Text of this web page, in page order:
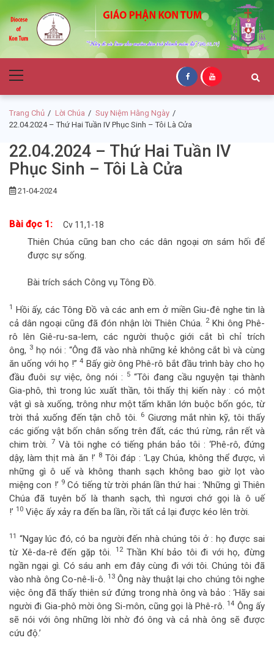
to
navigation
to
content
Giáo Phận Kon
Tum
Menu
Trang Chủ Lời Chúa
Suy Niệm Hằng Ngày
22.04.2024 – Thứ Hai Tuần IV Phục Sinh – Tôi Là Cửa
22.04.2024 – Thứ Hai Tuần IV
Phục Sinh – Tôi Là Cửa
21-04-2024
Bài đọc 1: Cv 11,1-18
Thiên Chúa cũng ban cho các dân ngoại ơn sám hối để
được sự sống.
Bài trích sách Công vụ Tông Đồ.
1 Hồi ấy, các Tông Đồ và các anh em ở miền Giu-đê nghe tin là
cả dân ngoại cũng đã đón nhận lời Thiên Chúa. 2Khi ông Phê-
rô lên Giê-ru-sa-lem, các người thuộc giới cắt bì chỉ trích
ông, 3họ nói : “Ông đã vào nhà những kẻ không cắt bì và cùng
ăn uống với họ !”4 Bấy giờ ông Phê-rô bắt đầu trình bày cho họ
đầu đuôi sự việc, ông nói :
5 “Tôi đang cầu nguyện tại thành
Gia-phô, thì trong lúc xuất thần, tôi thấy thị kiến này : có một
vật gì sà xuống, trông như một tấm khăn lớn buộc bốn góc, từ
trời thả xuống đến tận chỗ tôi.
6Giương mắt nhìn kỹ, tôi thấy
các giống vật bốn chân sống trên đất, các thú rừng, rắn rết và
chim trời. 7Và tôi nghe có tiếng phán bảo tôi : ‘Phê-rô, đứng
dậy, làm thịt mà ăn !’ 8Tôi đáp : ‘Lạy Chúa, không thể được, vì
những gì ô uế và không thanh sạch không bao giờ lọt vào
miệng con !’ 9 Có tiếng từ trời phán lần thứ hai : ‘Những gì Thiên
Chúa đã tuyên bố là thanh sạch, thì ngươi chớ gọi là ô uế
!’ 10 Việc ấy xảy ra đến ba lần, rồi tất cả lại được kéo lên trời.
11
“Ngay lúc đó, có ba người đến nhà chúng tôi ở : họ được sai
từ Xê-da-rê đến gặp tôi.
12Thần Khí bảo tôi đi với họ, đừng
ngần ngại gì. Có sáu anh em đây cùng đi với tôi. Chúng tôi đã
vào nhà ông Co-nê-li-ô. 13 Ông này thuật lại cho chúng tôi nghe
việc ông đã thấy thiên sứ đứng trong nhà ông và bảo : ‘Hãy sai
người đi Gia-phô mời ông Si-môn, cũng gọi là Phê-rô. 14 Ông ấy
sẽ nói với ông những lời nhờ đó ông và cả nhà ông sẽ được
cứu độ.’